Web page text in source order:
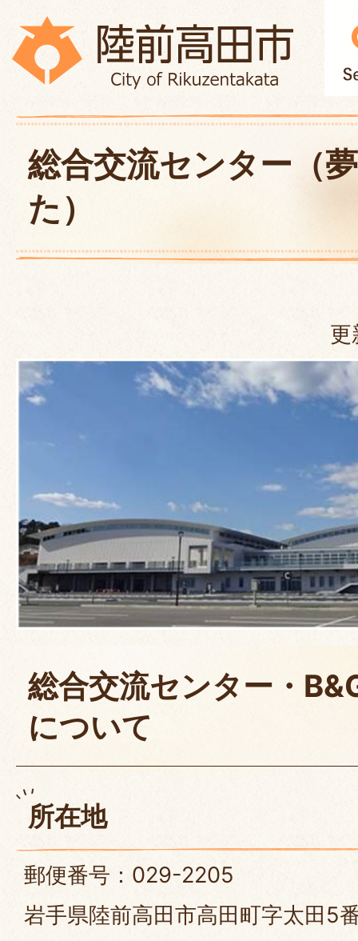
総合交流センター（
た）
更
総合交流センター・
について
所在地
郵便番号：029-2205
岩手県陸前高田市高田町字太田5